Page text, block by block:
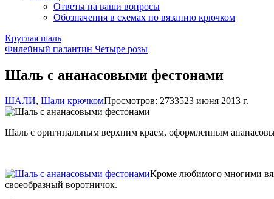
Ответы на ваши вопросы
Обозначения в схемах по вязанию крючком
Круглая шаль
Филейный палантин Четыре розы
Шаль с ананасовыми фестонами
ШАЛИ, Шали крючкомПросмотров: 2733523 июня 2013 г.
Шаль с оригинальным верхним краем, оформленным
Кроме любимого многими
своеобразный воротничок.